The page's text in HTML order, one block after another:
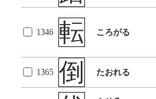
1346 転 ころがる
1365 倒 たおれる